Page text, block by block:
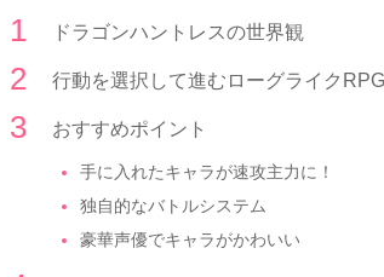
ドラゴンハントレスの世界観
行動を選択して進むローグライクRPG
おすすめポイント
手に入れたキャラが速攻主力に！
独自的なバトルシステム
豪華声優でキャラがかわいい